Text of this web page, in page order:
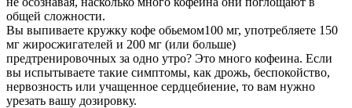
общей сложности.
Вы выпиваете кружку кофе обьемом100 мг, употребляете 150
мг жиросжигателей и 200 мг (или больше)
предтренировочных за одно утро? Это много кофеина. Если
вы испытываете такие симптомы, как дрожь, беспокойство,
нервозность или учащенное сердцебиение, то вам нужно
урезать вашу дозировку.